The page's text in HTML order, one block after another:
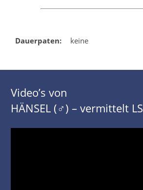
Dauerpaten: keine
Video’s von
HÄNSEL (♂) – vermittelt LS